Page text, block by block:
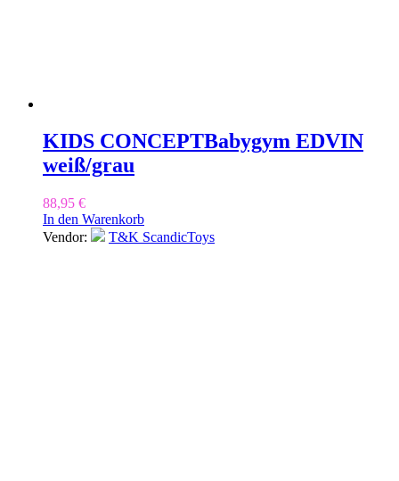
KIDS CONCEPTBabygym EDVIN
weiß/grau
88,95 €
In den Warenkorb
Vendor:
T&K ScandicToys